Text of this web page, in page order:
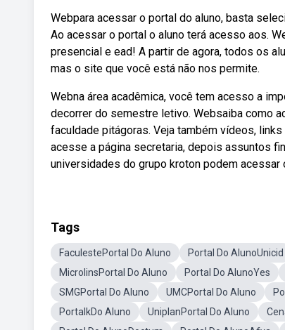
Webpara acessar o portal do aluno, basta
Ao acessar o portal o aluno terá acesso aos.
presencial e ead! A partir de agora, todos os
mas o site que você está não nos permite.
Webna área acadêmica, você tem acesso a
decorrer do semestre letivo. Websaiba como
faculdade pitágoras. Veja também vídeos,
acesse a página secretaria, depois assuntos
universidades do grupo kroton podem
Tags
FaculestePortal Do Aluno Portal Do AlunoUnicid
MicrolinsPortal Do Aluno
Portal Do AlunoYes
SMGPortal Do Aluno
UMCPortal Do Aluno
PortalkDo Aluno
UniplanPortal Do Aluno